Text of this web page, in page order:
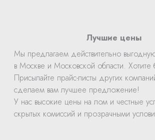
Лучшие цены
Мы предлагаем действительно
в Москве и Московской области.
Присылайте прайс-листы других
сделаем вам лучшее предложение!
У нас высокие цены на лом и честные
скрытых комиссий и прозрачными